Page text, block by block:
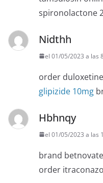
spironolactone
Nidthh
el 01/05/2023 a las
order
glipizide 10mg
Hbhnqy
el 01/05/2023 a las
brand betnovate
order